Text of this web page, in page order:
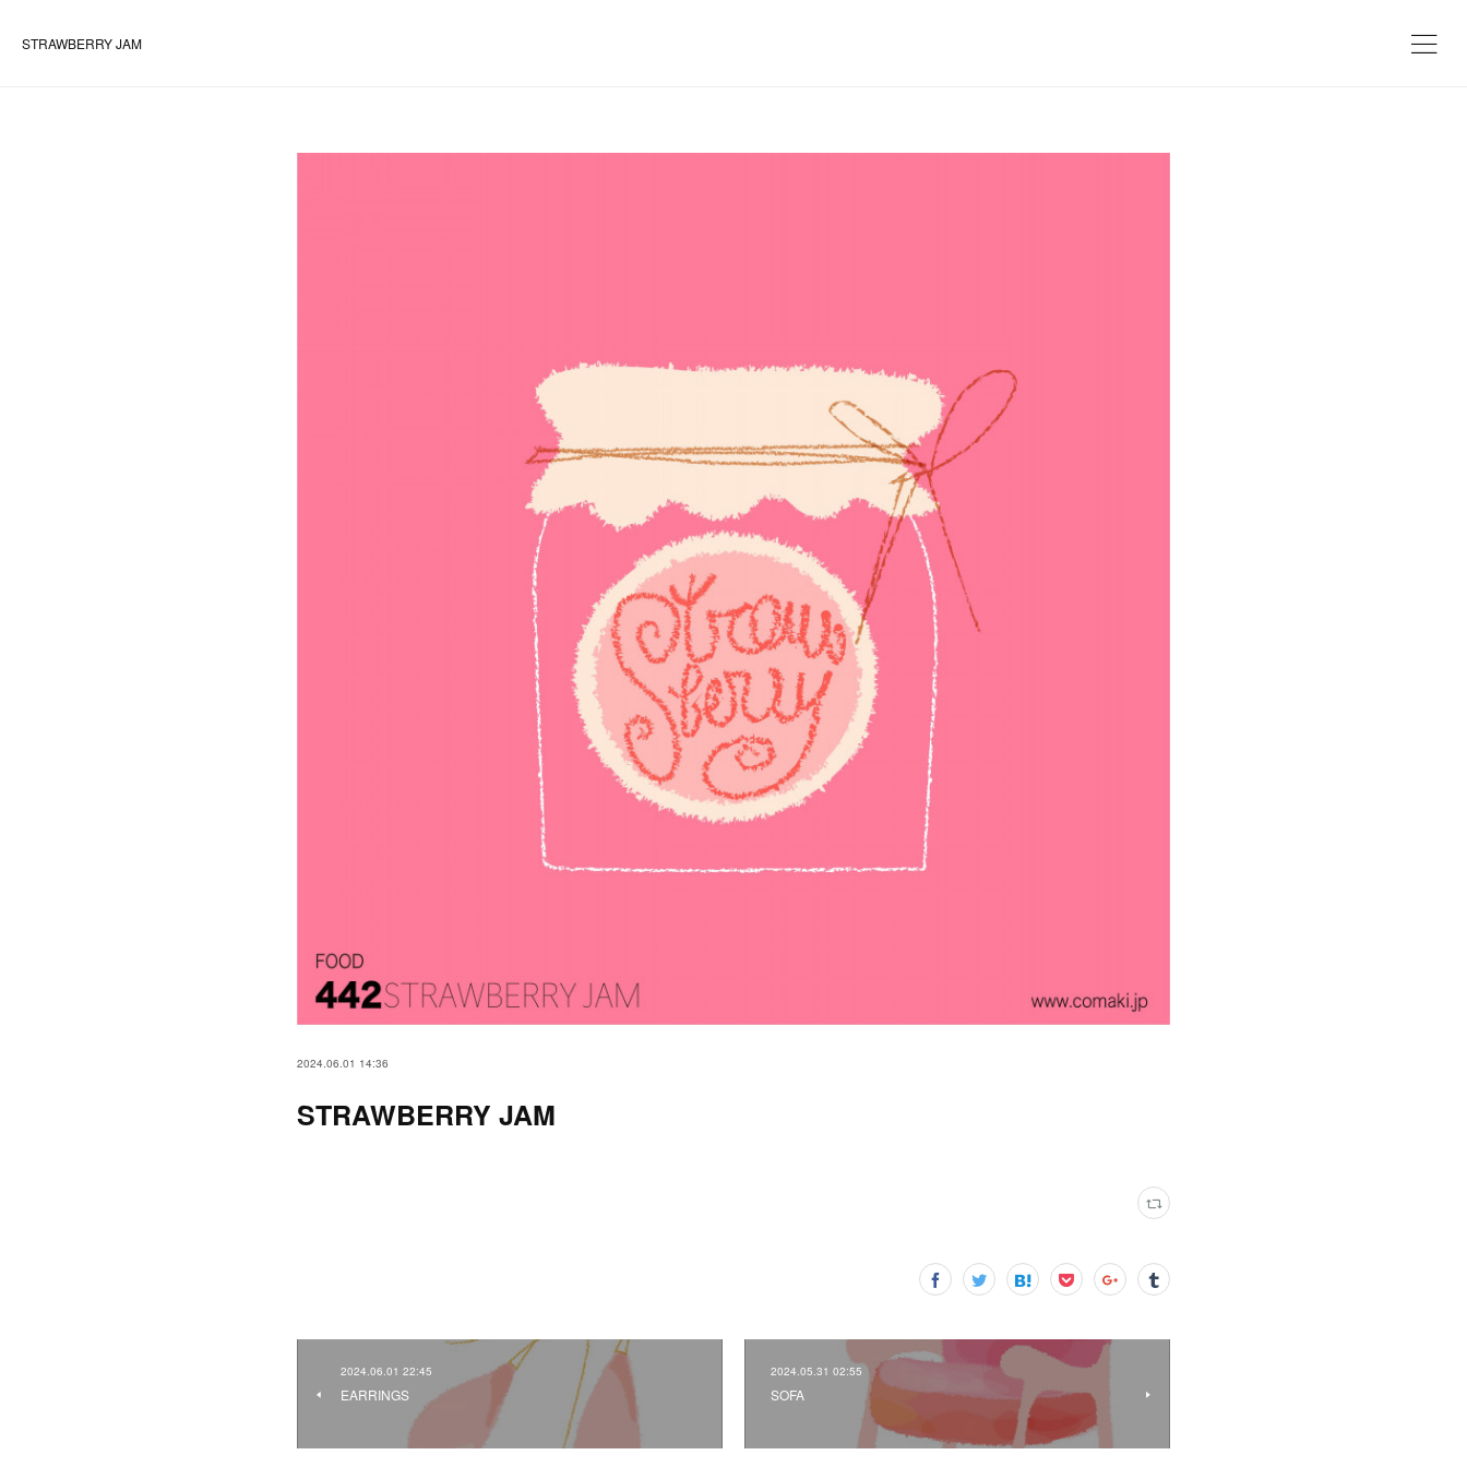
STRAWBERRY JAM
2024.06.01 14:36
STRAWBERRY JAM
2024.06.01 22:45
EARRINGS
2024.05.31 02:55
SOFA